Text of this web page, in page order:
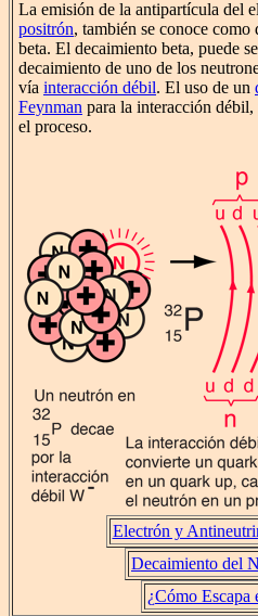
La emisión de la antipartícula del
positrón, también se conoce como
beta. El decaimiento beta, puede
decaimiento de uno de los
vía interacción débil. El uso de un
Feynman para la interacción
el proceso.
Electrón y
Decaimiento del
¿Cómo Escapa